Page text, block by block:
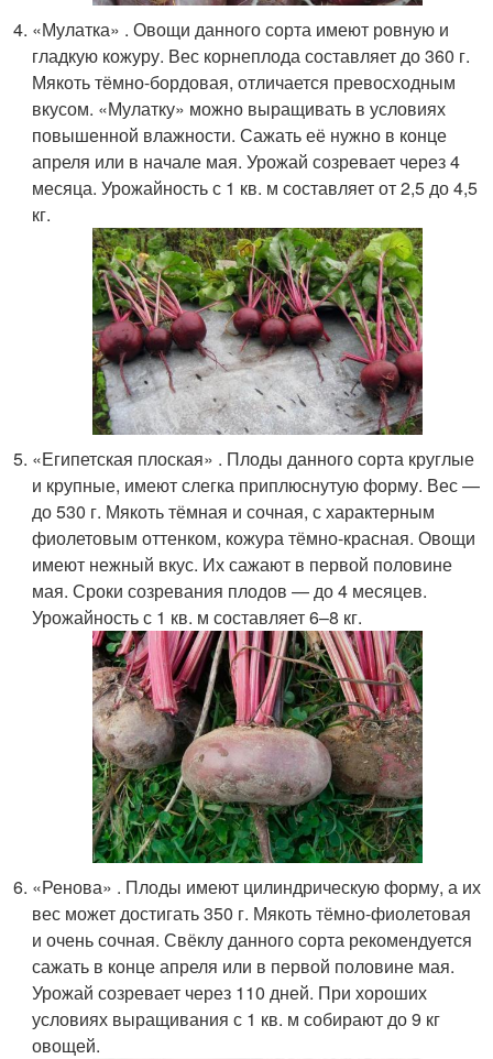
«Мулатка» . Овощи данного сорта имеют ровную и
гладкую кожуру. Вес корнеплода составляет до 360 г.
Мякоть тёмно-бордовая, отличается превосходным
вкусом. «Мулатку» можно выращивать в условиях
повышенной влажности. Сажать её нужно в конце
апреля или в начале мая. Урожай созревает через 4
месяца. Урожайность с 1 кв. м составляет от 2,5 до 4,5
кг.
«Египетская плоская» . Плоды данного сорта круглые
и крупные, имеют слегка приплюснутую форму. Вес —
до 530 г. Мякоть тёмная и сочная, с характерным
фиолетовым оттенком, кожура тёмно-красная. Овощи
имеют нежный вкус. Их сажают в первой половине
мая. Сроки созревания плодов — до 4 месяцев.
Урожайность с 1 кв. м составляет 6–8 кг.
«Ренова» . Плоды имеют цилиндрическую форму, а их
вес может достигать 350 г. Мякоть тёмно-фиолетовая
и очень сочная. Свёклу данного сорта рекомендуется
сажать в конце апреля или в первой половине мая.
Урожай созревает через 110 дней. При хороших
условиях выращивания с 1 кв. м собирают до 9 кг
овощей.